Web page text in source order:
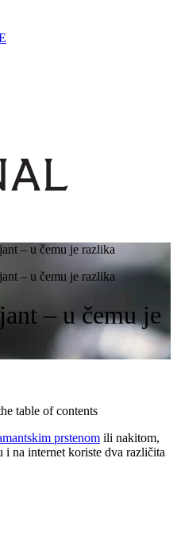
– u čemu je razlika
– u čemu je razlika
– u čemu je
table of contents
prstenom ili nakitom,
i na internet koriste dva različita